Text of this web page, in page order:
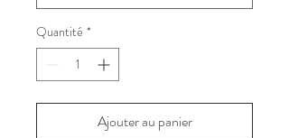
Quantité *
Ajouter au panier